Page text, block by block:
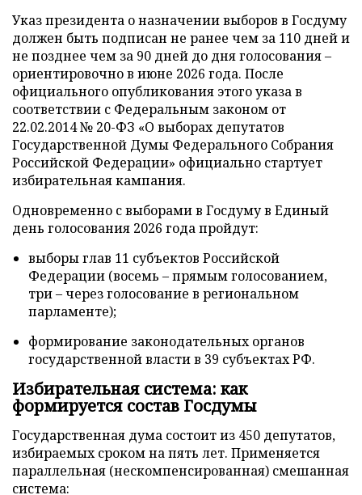
Указ президента о назначении выборов в Госдуму
должен быть подписан не ранее чем за 110 дней и
не позднее чем за 90 дней до дня голосования –
ориентировочно в июне 2026 года. После
официального опубликования этого указа в
соответствии с Федеральным законом от
22.02.2014 № 20-ФЗ «О выборах депутатов
Государственной Думы Федерального Собрания
Российской Федерации» официально стартует
избирательная кампания.
Одновременно с выборами в Госдуму в Единый
день голосования 2026 года пройдут:
выборы глав 11 субъектов Российской
Федерации (восемь – прямым голосованием,
три – через голосование в региональном
парламенте);
формирование законодательных органов
государственной власти в 39 субъектах РФ.
Избирательная система: как
формируется состав Госдумы
Государственная дума состоит из 450 депутатов,
избираемых сроком на пять лет. Применяется
параллельная (нескомпенсированная) смешанная
система: